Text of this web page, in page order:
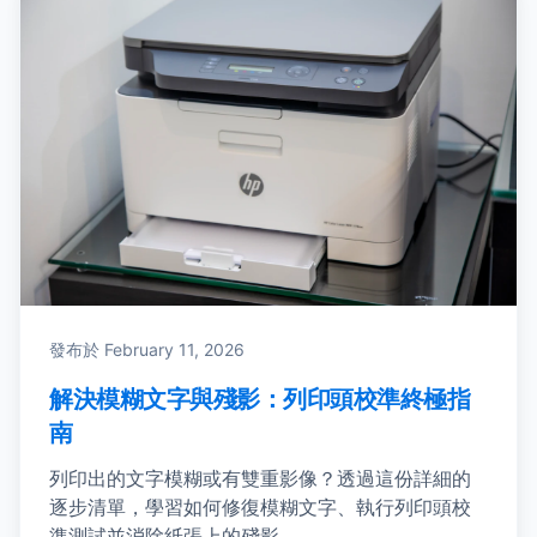
發布於 February 11, 2026
解決模糊文字與殘影：列印頭校準終極指
南
列印出的文字模糊或有雙重影像？透過這份詳細的
逐步清單，學習如何修復模糊文字、執行列印頭校